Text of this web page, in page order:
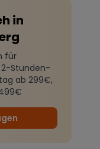
in
für
2-Stunden-
ab 299€,